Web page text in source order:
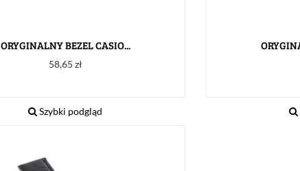
ORYGINALNY BEZEL CASIO...
Cena
58,65 zł
Szybki podgląd